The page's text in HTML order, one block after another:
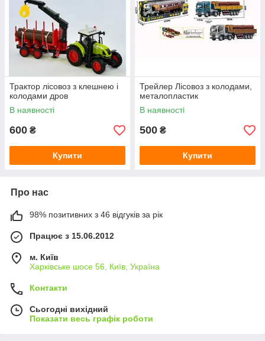
Трактор лісовоз з клешнею і
колодами дров
В наявності
600 ₴
Купити
Трейлер Лісовоз з колодами,
металопластик
В наявності
500 ₴
Купити
Про нас
98% позитивних з 46 відгуків за рік
Працює з 15.06.2012
м. Київ
Харківське шосе 56, Київ, Україна
Контакти
Сьогодні вихідний
Показати весь графік роботи